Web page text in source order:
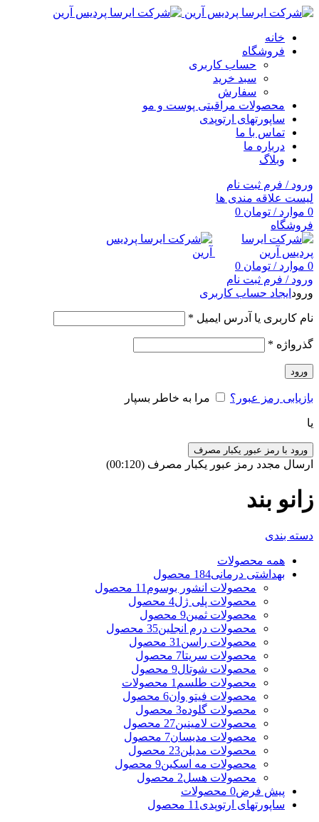
خانه
فروشگاه
حساب کاربری
سبد خرید
سفارش
محصولات مراقبتی پوست و مو
ساپورتهای ارتوپدی
تماس با ما
درباره ما
وبلاگ
ورود / فرم ثبت نام
لیست علاقه مندی ها
0 موارد / تومان
فروشگاه
0 موارد / تومان
ورود / فرم ثبت نام
ورود ایجاد حساب کاربری
نام کاربری یا آدرس ایمیل *
گذرواژه *
ورود
بازیابی رمز عبور؟ مرا به خاطر بسپار
یا
ورود با رمز عبور یکبار مصرف
ارسال مجدد رمز عبور یکبار مصرف (00:
120
)
زانو بند
دسته بندی
همه محصولات
بهداشتی درمانی184 محصول
محصولات انشور بوسوم 11 محصول
محصولات پلی ژل4 محصول
محصولات ثمین9 محصول
محصولات درم انجلین35 محصول
محصولات راسن 31 محصول
محصولات سریتا7 محصول
محصولات شوتال9 محصول
محصولات طلسم 1 محصولات
محصولات فیتو وان6 محصول
محصولات گلوده3 محصول
محصولات لامینین27 محصول
محصولات مدیسان7 محصول
محصولات مدیلن23 محصول
محصولات مه اسکین9 محصول
محصولات هسل2 محصول
پیش فرض0 محصولات
ساپورتهای ارتوپدی 11 محصول